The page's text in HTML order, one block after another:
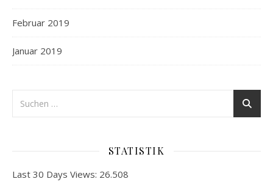
Februar 2019
Januar 2019
STATISTIK
Last 30 Days Views: 26.508